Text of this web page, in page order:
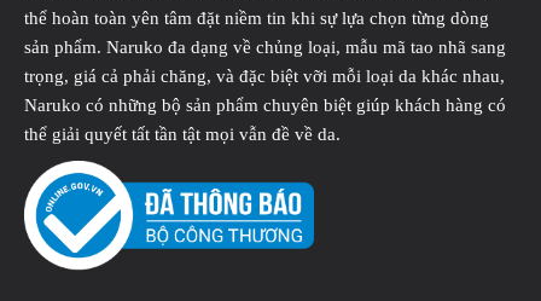
thể hoàn toàn yên tâm đặt niềm tin khi sự lựa chọn từng dòng
sản phẩm. Naruko đa dạng về chủng loại, mẫu mã tao nhã sang
trọng, giá cả phải chăng, và đặc biệt vỡi mỗi loại da khác nhau,
Naruko có những bộ sản phẩm chuyên biệt giúp khách hàng có
thể giải quyết tất tần tật mọi vẫn đề về da.